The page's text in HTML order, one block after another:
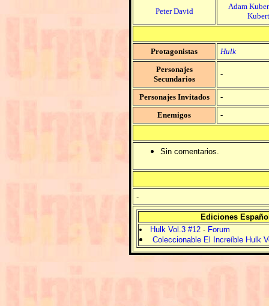
Peter David
Adam
Kubert
Protagonistas
Hulk
Personajes
Secundarios
-
Personajes Invitados
-
Enemigos
-
Sin comentarios.
-
Ediciones
Hulk Vol.3 #12 - Forum
Coleccionable El Increíble Hulk